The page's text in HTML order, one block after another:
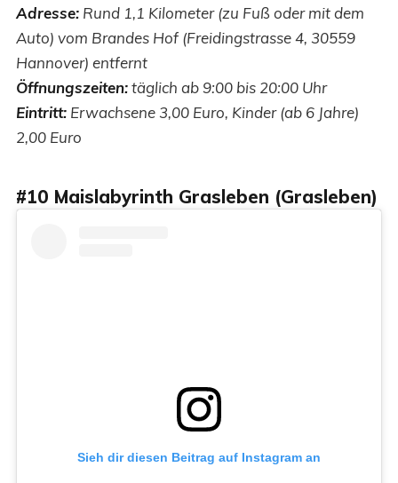
Adresse: Rund 1,1 Kilometer (zu Fuß oder mit dem
Auto) vom Brandes Hof (Freidingstrasse 4, 30559
Hannover) entfernt
Öffnungszeiten:täglich ab 9:00 bis 20:00 Uhr
Eintritt:Erwachsene 3,00 Euro, Kinder (ab 6 Jahre)
2,00 Euro
#10 Maislabyrinth Grasleben (Grasleben)
Sieh dir diesen Beitrag auf Instagram an